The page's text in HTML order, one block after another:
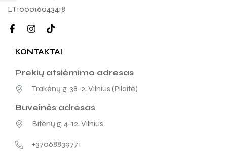
LT100016043418
KONTAKTAI
Prekių atsiėmimo adresas
Trakėnų g. 38-2, Vilnius (Pilaitė)
Buveinės adresas
Bitėnų g. 4-12, Vilnius
+37068839771